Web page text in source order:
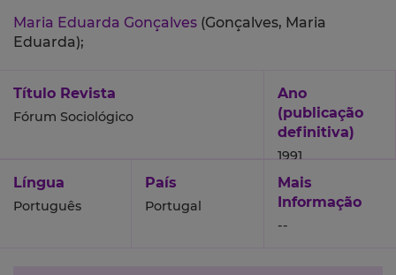
Maria Eduarda Gonçalves (Gonçalves, Maria
Eduarda);
Título Revista
Fórum Sociológico
Ano
(publicação
definitiva)
1991
Língua
Português
País
Portugal
Mais
Informação
--